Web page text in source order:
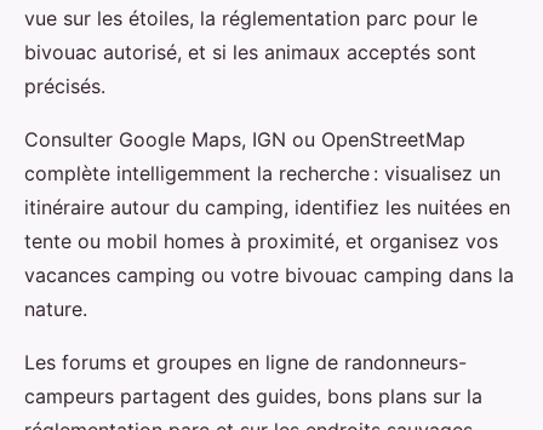
vue sur les étoiles, la réglementation parc pour le
bivouac autorisé, et si les animaux acceptés sont
précisés.
Consulter Google Maps, IGN ou OpenStreetMap
complète intelligemment la recherche : visualisez un
itinéraire autour du camping, identifiez les nuitées en
tente ou mobil homes à proximité, et organisez vos
vacances camping ou votre bivouac camping dans la
nature.
Les forums et groupes en ligne de randonneurs-
campeurs partagent des guides, bons plans sur la